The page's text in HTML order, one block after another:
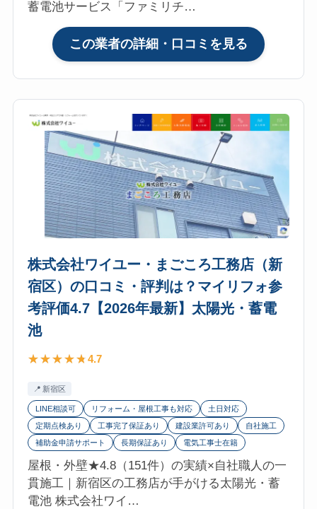
参
評
価
4.8【2026
年
最
太
陽
光・
蓄
電
池
蓄電池サービス「ファミリチ…
この業者の詳細・口コミを見る
株
式
会
社
フ
リ
ー
工
房
（フ
ァ
ミ
リ
立
区）
口
コ
株式会社ワイユー・まごころ工務店（新
宿区）の口コミ・評判は？マイリフォ参
考評価4.7【2026年最新】太陽光・蓄電
池
4.7
新宿区
LINE相談可 リフォーム・屋根工事も対応
土日対応
定期点検あり
工事完了保証あり 建設業許可あり
自社施工
補助金申請サポート
長期保証あり 電気工事士在籍
屋根・外壁★4.8（151件）の実績×自社職人の一
貫施工｜新宿区の工務店が手がける太陽光・蓄
電池 株式会社ワイ…